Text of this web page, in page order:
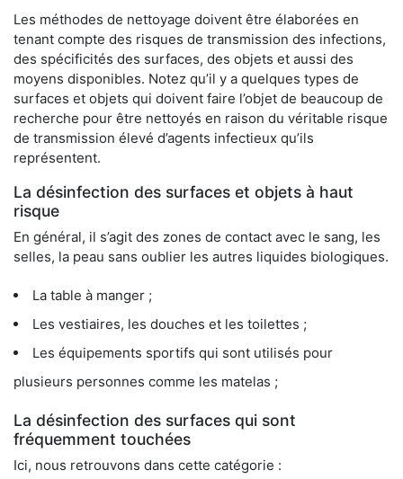
Les méthodes de nettoyage doivent être élaborées en
tenant compte des risques de transmission des infections,
des spécificités des surfaces, des objets et aussi des
moyens disponibles. Notez qu’il y a quelques types de
surfaces et objets qui doivent faire l’objet de beaucoup de
recherche pour être nettoyés en raison du véritable risque
de transmission élevé d’agents infectieux qu’ils
représentent.
La désinfection des surfaces et objets à haut
risque
En général, il s’agit des zones de contact avec le sang, les
selles, la peau sans oublier les autres liquides biologiques.
La table à manger ;
Les vestiaires, les douches et les toilettes ;
Les équipements sportifs qui sont utilisés pour
plusieurs personnes comme les matelas ;
La désinfection des surfaces qui sont
fréquemment touchées
Ici, nous retrouvons dans cette catégorie :